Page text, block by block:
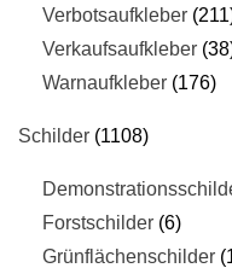
Verbotsaufkleber 211
Verkaufsaufkleber 38
Warnaufkleber 176
Schilder 1108
Forstschilder 6
Grünflächenschilder